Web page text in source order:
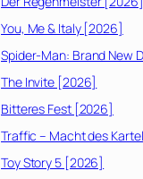
You, Me & Italy [2026]
Spider-Man: Brand New
The Invite [2026]
Bitteres Fest [2026]
Traffic – Macht des
Toy Story 5 [2026]